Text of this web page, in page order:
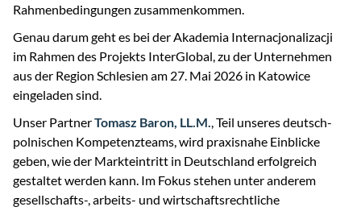
Rahmenbedingungen zusammenkommen.
Genau darum geht es bei der Akademia Internacjonalizacji
im Rahmen des Projekts InterGlobal, zu der Unternehmen
aus der Region Schlesien am 27. Mai 2026 in Katowice
eingeladen sind.
Unser PartnerTomasz Baron, LL.M. , Teil unseres deutsch-
polnischen Kompetenzteams, wird praxisnahe Einblicke
geben, wie der Markteintritt in Deutschland erfolgreich
gestaltet werden kann. Im Fokus stehen unter anderem
gesellschafts-, arbeits- und wirtschaftsrechtliche